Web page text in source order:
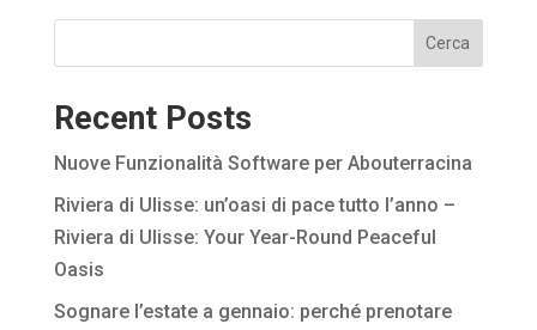
Cerca
Recent Posts
Nuove Funzionalità Software per Abouterracina
Riviera di Ulisse: un’oasi di pace tutto l’anno –
Riviera di Ulisse: Your Year-Round Peaceful
Oasis
Sognare l’estate a gennaio: perché prenotare